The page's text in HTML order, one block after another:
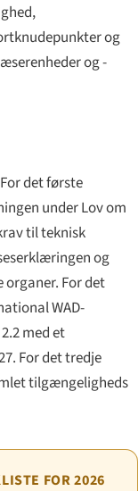
og
og -
det første
under Lov om
til teknisk
og
For det
WAD-
med et
For det tredje
tilgængeligheds
FOR 2026